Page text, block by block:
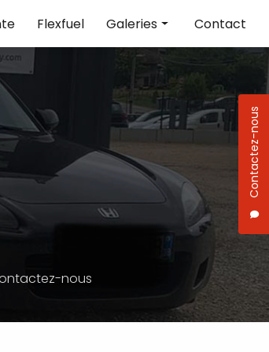
Contactez-nous
Flexfuel Galeries
Réparation
Vente de voiture
Flexfuel
Contact
nous